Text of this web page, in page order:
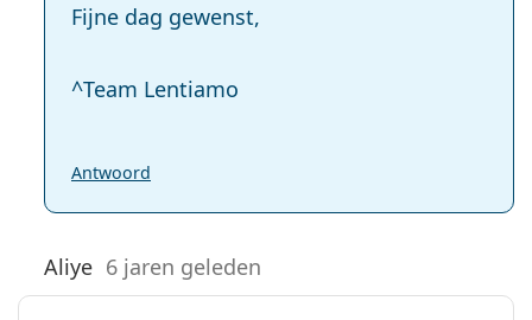
Fijne dag gewenst,
^Team Lentiamo
Antwoord
Aliye 6 jaren geleden